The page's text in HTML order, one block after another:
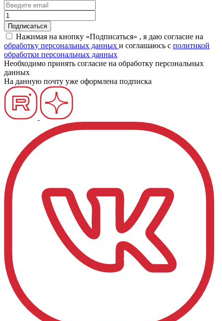
Нажимая на кнопку «Подписаться» , я даю согласие на
обработку персональных данных и соглашаюсь c политикой
обработки персональных данных
Необходимо принять согласие на обработку персональных
данных
На данную почту уже оформлена подписка